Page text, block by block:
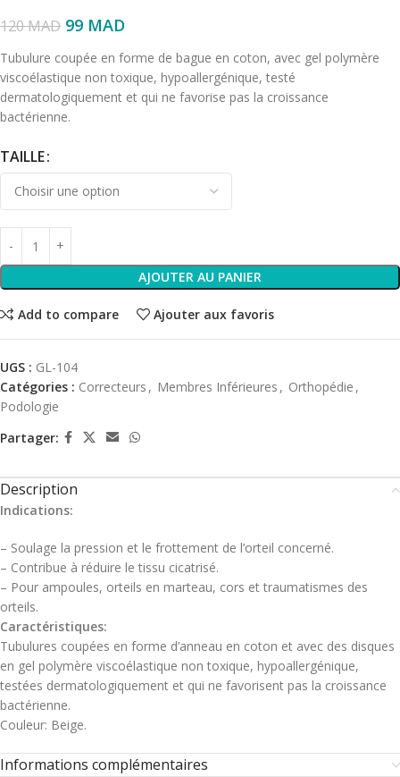
120MAD 99 MAD
Tubulure coupée en forme de bague en coton, avec gel polymère
viscoélastique non toxique, hypoallergénique, testé
dermatologiquement et qui ne favorise pas la croissance
bactérienne.
TAILLE
AJOUTER AU PANIER
Add to compare Ajouter aux favoris
UGS : GL-104
Catégories : Correcteurs , Membres Inférieures , Orthopédie ,
Podologie
Partager:
Description
Indications:
– Soulage la pression et le frottement de l’orteil concerné.
– Contribue à réduire le tissu cicatrisé.
– Pour ampoules, orteils en marteau, cors et traumatismes des
orteils.
Caractéristiques:
Tubulures coupées en forme d’anneau en coton et avec des disques
en gel polymère viscoélastique non toxique, hypoallergénique,
testées dermatologiquement et qui ne favorisent pas la croissance
bactérienne.
Couleur: Beige.
Informations complémentaires